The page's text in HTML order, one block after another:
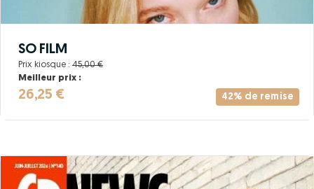
42% de remise
SO FILM
Prix kiosque : 45,00 €
Meilleur prix :
26,25 €